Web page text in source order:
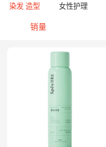
染发 造型 女性护理
销量